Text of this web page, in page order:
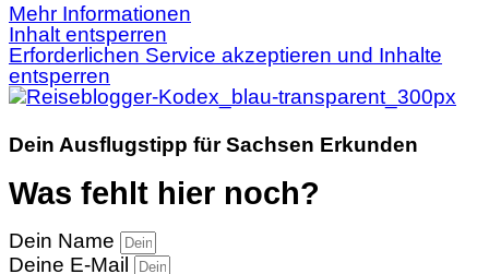
Mehr Informationen
Inhalt entsperren
Erforderlichen Service akzeptieren und Inhalte
entsperren
Dein Ausflugstipp für Sachsen Erkunden
Was fehlt hier noch?
Dein Name
Deine E-Mail